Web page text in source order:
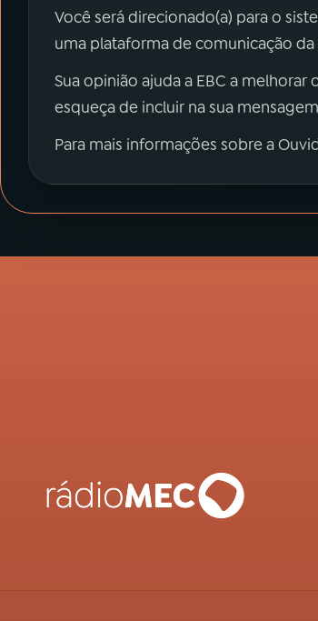
Você será direcionado(a) para o
uma plataforma de comunicação
Sua opinião ajuda a EBC a
esqueça de incluir na sua
Para mais informações sobre a